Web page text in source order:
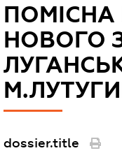
ПОМІСНА
НОВОГО
dossier.title